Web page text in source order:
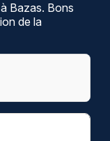
Bazas. Bons
de la